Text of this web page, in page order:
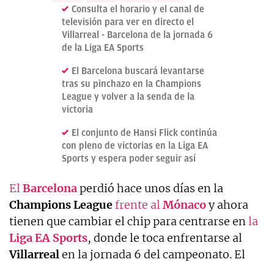
Consulta el horario y el canal de
televisión para ver en directo el
Villarreal - Barcelona de la jornada 6
de la Liga EA Sports
El Barcelona buscará levantarse
tras su pinchazo en la Champions
League y volver a la senda de la
victoria
El conjunto de Hansi Flick continúa
con pleno de victorias en la Liga EA
Sports y espera poder seguir así
ElBarcelonaperdió hace unos días en la
Champions Leaguefrente alMónacoy ahora
tienen que cambiar el chip para centrarse enla
Liga EA Sports, donde le toca enfrentarse al
Villarrealen la jornada 6 del campeonato. El